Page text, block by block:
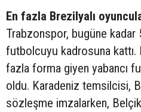
En fazla Brezilyalı
Trabzonspor, bugüne kadar
futbolcuyu kadrosuna
fazla forma giyen yabancı
oldu. Karadeniz temsilcisi,
sözleşme imzalarken,